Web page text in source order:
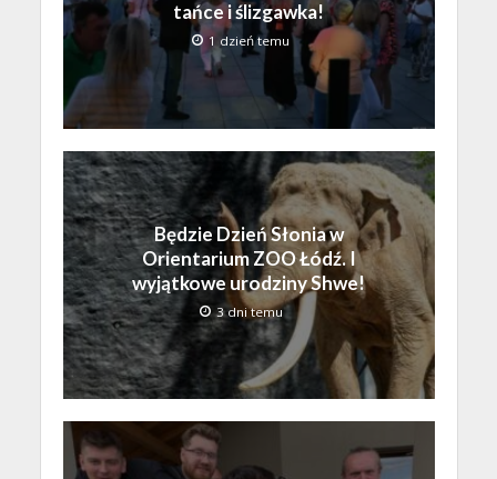
tańce i ślizgawka!
1 dzień temu
Będzie Dzień Słonia w
Orientarium ZOO Łódź. I
wyjątkowe urodziny Shwe!
3 dni temu